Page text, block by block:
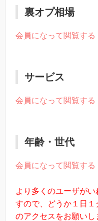
裏オプ相場
会員になって閲覧する
サービス
会員になって閲覧する
年齢・世代
会員になって閲覧する
より多くのユーザが
すので、どうか１日
のアクセスをお願いし